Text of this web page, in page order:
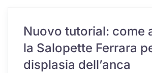
Nuovo tutorial: come
la Salopette Ferrara
displasia dell’anca